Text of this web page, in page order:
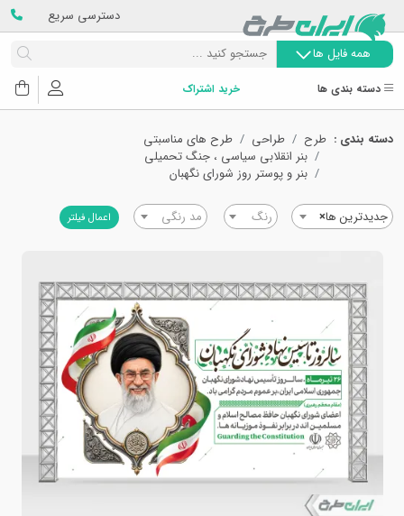
دسترسی سریع
همه فایل ها
دسته بندی ها خرید اشتراک
دسته بندی : طرح طراحی
طرح های مناسبتی
بنر انقلابی سیاسی ، جنگ تحمیلی
بنر و پوستر روز شورای نگهبان
×جدیدترین ها رنگ مد رنگی اعمال فیلتر